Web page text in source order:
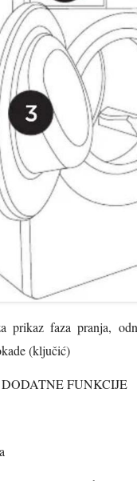
prikaz faza pranja,
(ključić)
FUNKCIJE